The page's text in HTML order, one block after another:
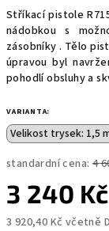
Stříkací pistole
nádobkou s
zásobníky . Tělo
úpravou byl
pohodlí obsluhy a
VARIANTA:
standardní cena: 4
3 240 Kč
3 920,40 Kč včetně